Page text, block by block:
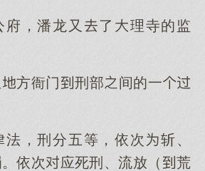
府，潘龙又了理寺的监
方衙门刑部间的一
，刑分五等，依次斩、
。依次应死刑、流放（荒